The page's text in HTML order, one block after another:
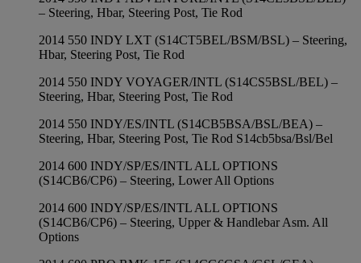
– Steering, Hbar, Steering Post, Tie Rod
2014 550 INDY LXT (S14CT5BEL/BSM/BSL) – Steering,
Hbar, Steering Post, Tie Rod
2014 550 INDY VOYAGER/INTL (S14CS5BSL/BEL) –
Steering, Hbar, Steering Post, Tie Rod
2014 550 INDY/ES/INTL (S14CB5BSA/BSL/BEA) –
Steering, Hbar, Steering Post, Tie Rod S14cb5bsa/Bsl/Bel
2014 600 INDY/SP/ES/INTL ALL OPTIONS
(S14CB6/CP6) – Steering, Lower All Options
2014 600 INDY/SP/ES/INTL ALL OPTIONS
(S14CB6/CP6) – Steering, Upper & Handlebar Asm. All
Options